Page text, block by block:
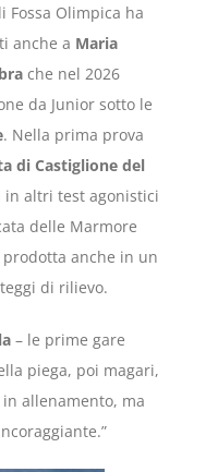
Fossa Olimpica ha
anche a Maria
che nel 2026
da Junior sotto le
. Nella prima prova
di Castiglione del
in altri test agonistici
delle Marmore
prodotta anche in un
di rilievo.
– le prime gare
piega, poi magari,
in allenamento, ma